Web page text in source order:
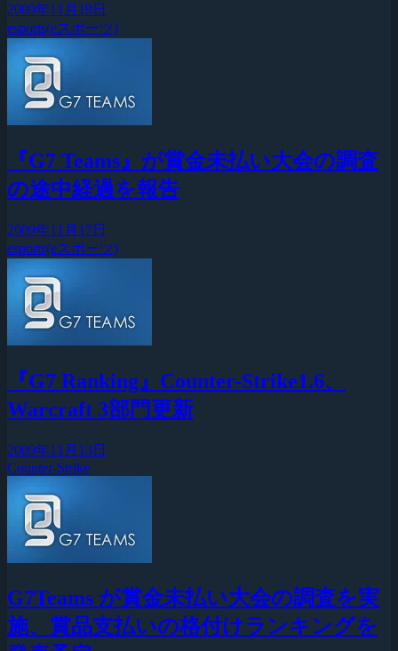
2009年11月19日
esports(eスポーツ)
『G7 Teams』が賞金未払い大会の調査
の途中経過を報告
2009年11月17日
esports(eスポーツ)
『G7 Ranking』Counter-Strike1.6、
Warcraft 3部門更新
2009年11月13日
Counter-Strike
G7Teams が賞金未払い大会の調査を実
施、賞品支払いの格付けランキングを